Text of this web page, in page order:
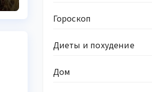
Гороскоп
Диеты и похудение
Дом